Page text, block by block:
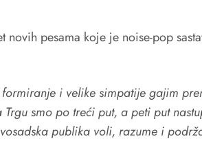
novih pesama koje je noise-pop
i velike simpatije gajim
smo po treći put, a peti put
publika voli, razume i